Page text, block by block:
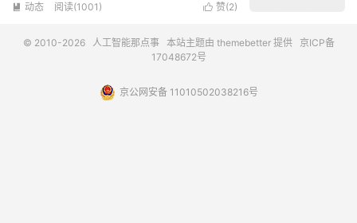
 赞(2)
 动态 阅读(1001)
© 2010-2026 人工智能那点事本站主题由 themebetter提供 京ICP备
17048672号
京公网安备 11010502038216号